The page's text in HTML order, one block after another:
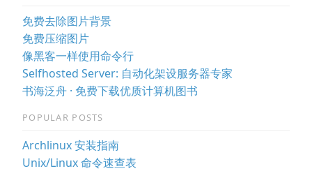
免费去除图片背景
免费压缩图片
像黑客一样使用命令行
Selfhosted Server: 自动化架设服务器专家
书海泛舟 · 免费下载优质计算机图书
POPULAR POSTS
Archlinux 安装指南
Unix/Linux 命令速查表